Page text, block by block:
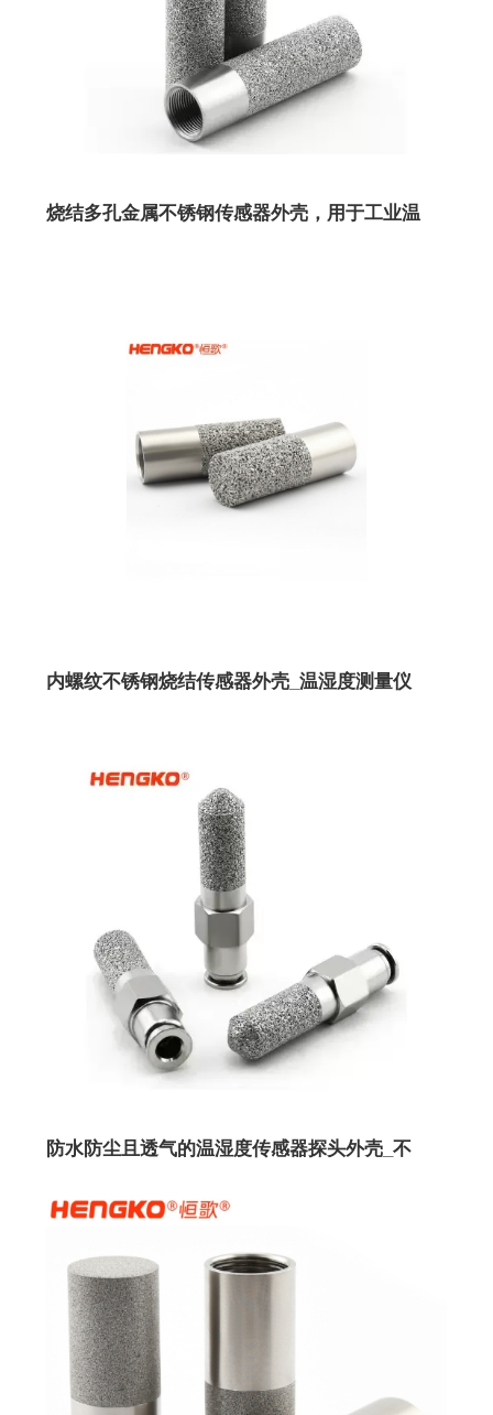
烧结多孔金属不锈钢传感器外壳，用于工业温
内螺纹不锈钢烧结传感器外壳_温湿度测量仪
防水防尘且透气的温湿度传感器探头外壳_不